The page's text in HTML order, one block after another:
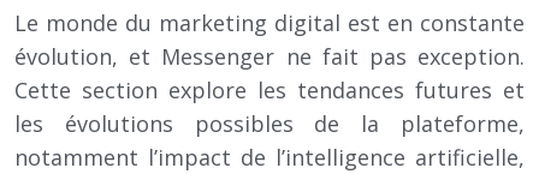
Le monde du marketing digital est en constante
évolution, et Messenger ne fait pas exception.
Cette section explore les tendances futures et
les évolutions possibles de la plateforme,
notamment l’impact de l’intelligence artificielle,